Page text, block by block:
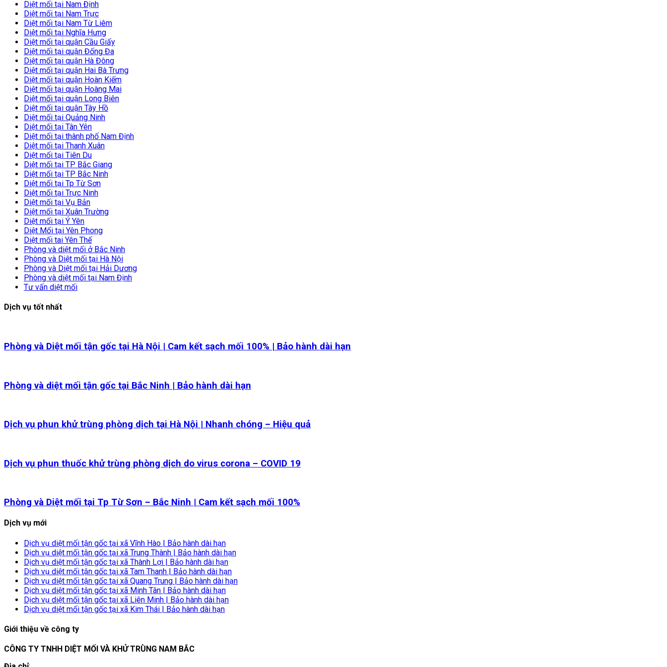
Diệt mối tại Nam Định
Diệt mối tại Nam Trực
Diệt mối tại Nam Từ Liêm
Diệt mối tại Nghĩa Hưng
Diệt mối tại quận Cầu Giấy
Diệt mối tại quận Đống Đa
Diệt mối tại quận Hà Đông
Diệt mối tại quận Hai Bà Trưng
Diệt mối tại quận Hoàn Kiếm
Diệt mối tại quận Hoàng Mai
Diệt mối tại quận Long Biên
Diệt mối tại quận Tây Hồ
Diệt mối tại Quảng Ninh
Diệt mối tại Tân Yên
Diệt mối tại thành phố Nam Định
Diệt mối tại Thanh Xuân
Diệt mối tại Tiên Du
Diệt mối tại TP Bắc Giang
Diệt mối tại TP Bắc Ninh
Diệt mối tại Tp Từ Sơn
Diệt mối tại Trực Ninh
Diệt mối tại Vụ Bản
Diệt mối tại Xuân Trường
Diệt mối tại Ý Yên
Diệt Mối tại Yên Phong
Diệt mối tai Yên Thế
Phòng và diệt mối ở Bắc Ninh
Phòng và Diệt mối tại Hà Nội
Phòng và Diệt mối tại Hải Dương
Phòng và diệt mối tại Nam Định
Tư vấn diệt mối
Dịch vụ tốt nhất
Phòng và Diệt mối tận gốc tại Hà Nội | Cam kết sạch mối 100% | Bảo hành dài hạn
Phòng và diệt mối tận gốc tại Bắc Ninh | Bảo hành dài hạn
Dịch vụ phun khử trùng phòng dịch tại Hà Nội | Nhanh chóng – Hiệu quả
Dịch vụ phun thuốc khử trùng phòng dịch do virus corona – COVID 19
Phòng và Diệt mối tại Tp Từ Sơn – Bắc Ninh | Cam kết sạch mối 100%
Dịch vụ mới
Dịch vụ diệt mối tận gốc tại xã Vĩnh Hào | Bảo hành dài hạn
Dịch vụ diệt mối tận gốc tại xã Trung Thành | Bảo hành dài hạn
Dịch vụ diệt mối tận gốc tại xã Thành Lợi | Bảo hành dài hạn
Dịch vụ diệt mối tận gốc tại xã Tam Thanh | Bảo hành dài hạn
Dịch vụ diệt mối tận gốc tại xã Quang Trung | Bảo hành dài hạn
Dịch vụ diệt mối tận gốc tại xã Minh Tân | Bảo hành dài hạn
Dịch vụ diệt mối tận gốc tại xã Liên Minh | Bảo hành dài hạn
Dịch vụ diệt mối tận gốc tại xã Kim Thái | Bảo hành dài hạn
Giới thiệu về công ty
CÔNG TY TNHH DIỆT MỐI VÀ KHỬ TRÙNG NAM BẮC